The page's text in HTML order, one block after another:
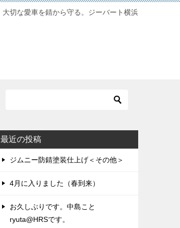
大切な愛車を錆から守る。ジーバート横浜
最近の投稿
ジムニー防錆塗装仕上げ＜その他＞
4月に入りました（春到来）
お久しぶりです。中島こと
ryuta@HRSです。